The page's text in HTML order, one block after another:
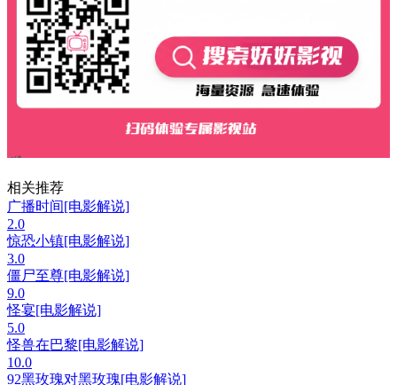
相关推荐
广播时间[电影解说]
2.0
惊恐小镇[电影解说]
3.0
僵尸至尊[电影解说]
9.0
怪宴[电影解说]
5.0
怪兽在巴黎[电影解说]
10.0
92黑玫瑰对黑玫瑰[电影解说]